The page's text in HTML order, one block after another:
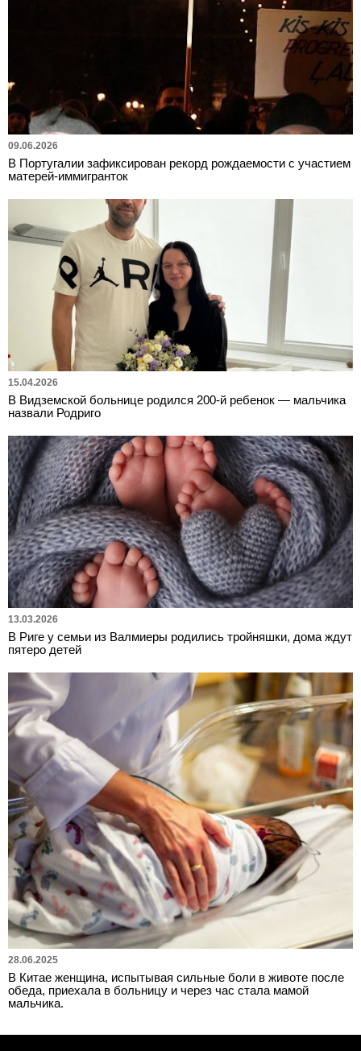
09.06.2026
В Португалии зафиксирован рекорд рождаемости с участием
матерей-иммигранток
15.04.2026
В Видземской больнице родился 200-й ребенок — мальчика
назвали Родриго
13.03.2026
В Риге у семьи из Валмиеры родились тройняшки, дома ждут
пятеро детей
28.06.2025
В Китае женщина, испытывая сильные боли в животе после
обеда, приехала в больницу и через час стала мамой
мальчика.